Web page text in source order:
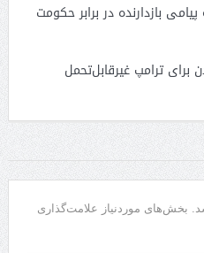
بازدارنده در برابر حکومت
برای ترامپ غیرقابل‌تحمل
بخش‌های موردنیاز علامت‌گذاری